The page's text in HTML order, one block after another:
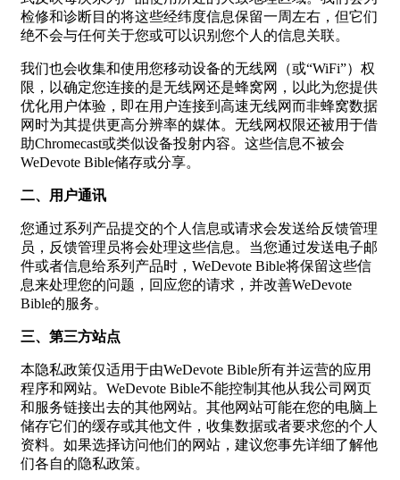
检修和诊断目的将这些经纬度信息保留一周左右，但它们
绝不会与任何关于您或可以识别您个人的信息关联。
我们也会收集和使用您移动设备的无线网（或“WiFi”）权
限，以确定您连接的是无线网还是蜂窝网，以此为您提供
优化用户体验，即在用户连接到高速无线网而非蜂窝数据
网时为其提供更高分辨率的媒体。无线网权限还被用于借
助Chromecast或类似设备投射内容。这些信息不被会
WeDevote Bible储存或分享。
二、用户通讯
您通过系列产品提交的个人信息或请求会发送给反馈管理
员，反馈管理员将会处理这些信息。当您通过发送电子邮
件或者信息给系列产品时，WeDevote Bible将保留这些信
息来处理您的问题，回应您的请求，并改善WeDevote
Bible的服务。
三、第三方站点
本隐私政策仅适用于由WeDevote Bible所有并运营的应用
程序和网站。WeDevote Bible不能控制其他从我公司网页
和服务链接出去的其他网站。其他网站可能在您的电脑上
储存它们的缓存或其他文件，收集数据或者要求您的个人
资料。如果选择访问他们的网站，建议您事先详细了解他
们各自的隐私政策。